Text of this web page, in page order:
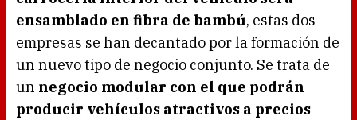
ensamblado en fibra de bambú, estas dos
empresas se han decantado por la formación de
un nuevo tipo de negocio conjunto. Se trata de
un negocio modular con el que podrán
producir vehículos atractivos a precios